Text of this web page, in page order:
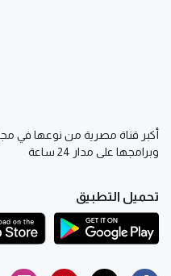
أكبر قناة مصرية من نوعها في مجال
وبرامجها على مدار 24 ساعة
تحميل التطبيق